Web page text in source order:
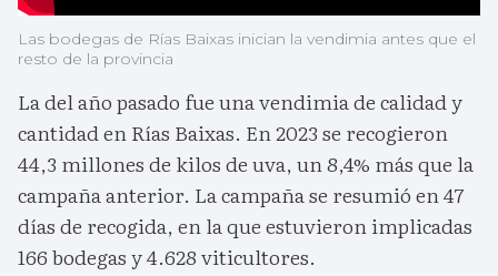
Las bodegas de Rías Baixas inician la vendimia antes que el
resto de la provincia
La del año pasado fue una vendimia de calidad y
cantidad en Rías Baixas. En 2023 se recogieron
44,3 millones de kilos de uva, un 8,4% más que la
campaña anterior. La campaña se resumió en 47
días de recogida, en la que estuvieron implicadas
166 bodegas y 4.628 viticultores.